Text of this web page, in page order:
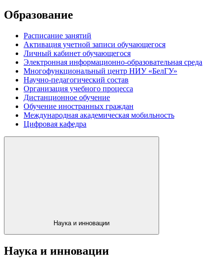
Образование
Расписание занятий
Активация учетной записи обучающегося
Личный кабинет обучающегося
Электронная информационно-образовательная среда
Многофункциональный центр НИУ «БелГУ»
Научно-педагогический состав
Организация учебного процесса
Дистанционное обучение
Обучение иностранных граждан
Международная академическая мобильность
Цифровая кафедра
Наука и инновации
Наука и инновации